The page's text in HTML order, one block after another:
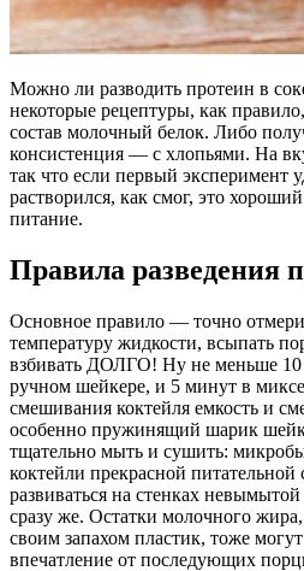
Можно ли разводить протеин в
некоторые рецептуры, как
состав молочный белок. Либо
консистенция — с хлопьями. На
так что если первый эксперимент
растворился, как смог, это
питание.
Правила разведения
Основное правило — точно
температуру жидкости, всыпать
взбивать ДОЛГО! Ну не меньше
ручном шейкере, и 5 минут в
смешивания коктейля емкость и
особенно пружинящий шарик
тщательно мыть и сушить:
коктейли прекрасной
развиваться на стенках
сразу же. Остатки молочного
своим запахом пластик, тоже
впечатление от последующих